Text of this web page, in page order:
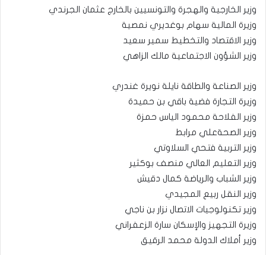
وزير الخارجية والهجرة والتونسيين بالخارج عثمان الجرندي
وزيرة المالية سهام بوغديري نمصية
وزير الاقتصاد والتخطيط سمير سعيد
وزير الشؤون الاجتماعية مالك الزاهي
وزير الصناعة والطاقة نايلة نويرة غندري
وزيرة التجارة فضية باقي بن حميدة
وزير الفلاحة محمود الياس حمزة
وزير الصحةعلي مرابط
وزير التربية فتحي السلاوتي
وزير التعليم العالي منصف بوكثير
وزير الشباب والرياضة كمال دقيش
وزير النقل ربيع المجيدي
وزير تكنولوجيات الاتصال نزار بن ناجي
وزيرة التجهيز والإسكان سارة الزعفراني
وزير أملاك الدولة محمد الرقيق